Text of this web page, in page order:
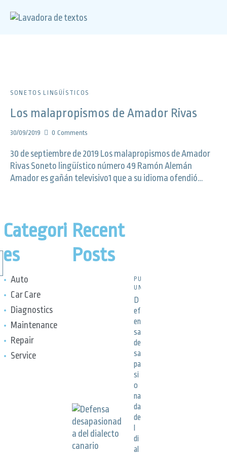
SONETOS LINGÜÍSTICOS
Los malapropismos de Amador Rivas
30/09/2019 0 Comments
30 de septiembre de 2019 Los malapropismos de Amador
Rivas Soneto lingüístico número 49 Ramón Alemán
Amador es gañán televisivo1 que a su idioma ofendió…
Categori
es
Auto
Car Care
Diagnostics
Maintenance
Repair
Service
Recent
Posts
PUBLICACIONES,
UNCATEGORIZED
D
ef
en
sa
de
sa
pa
si
o
na
da
de
di
al